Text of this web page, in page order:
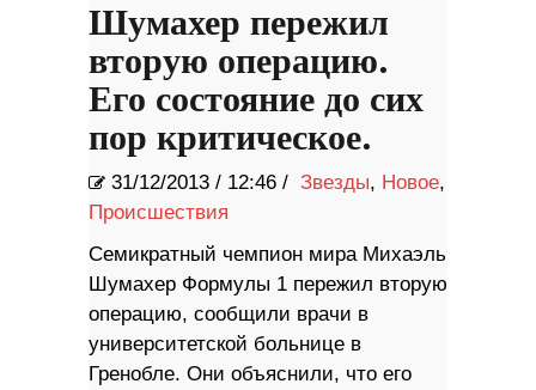
Шумахер пережил
вторую операцию.
Его состояние до сих
пор критическое.
31/12/2013 / 12:46 / Звезды, Новое,
Происшествия
Семикратный чемпион мира Михаэль
Шумахер Формулы 1 пережил вторую
операцию, сообщили врачи в
университетской больнице в
Гренобле. Они объяснили, что его